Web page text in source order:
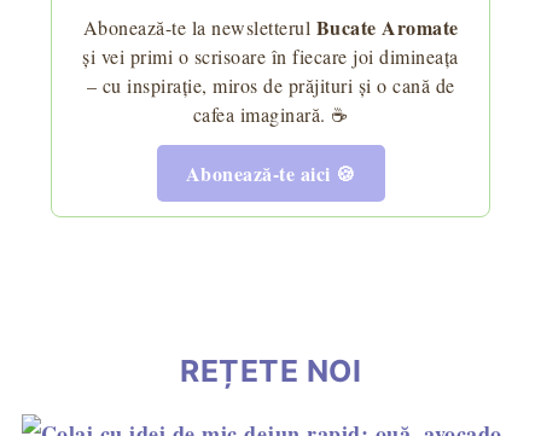
Abonează-te la newsletterul Bucate Aromate
și vei primi o scrisoare în fiecare joi dimineața
– cu inspirație, miros de prăjituri și o cană de
cafea imaginară. ☕
Abonează-te aici 🍪
REȚETE NOI